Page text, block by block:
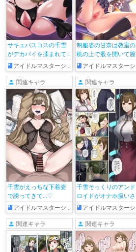
サキュバスコスの千雪
がデカパイを揉まれて
片足上げ側位で巨根を
挿入されちゃう♡
アイドルマスターシャイニーカラーズ
制服姿の甘奈は教室の
机の上で股を開いて膣
内にザー◯ンを注入さ
れちゃう♡
アイドルマスターシャイニーカラーズ
関連キャラ
千雪がえっちな下着姿
で誘ってきて…♡
アイドルマスターシャイニーカラーズ
関連キャラ
千雪そっくりのアンド
ロイドがオナホ扱いさ
れてしまう…
アイドルマスターシャイニーカラーズ
関連キャラ 関連キャラ